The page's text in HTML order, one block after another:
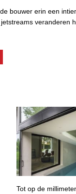
bouwer erin een
veranderen
Tot op de